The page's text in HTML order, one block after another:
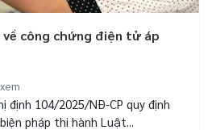
công chứng điện tử áp
định 104/2025/NĐ-CP quy định
pháp thi hành Luật...